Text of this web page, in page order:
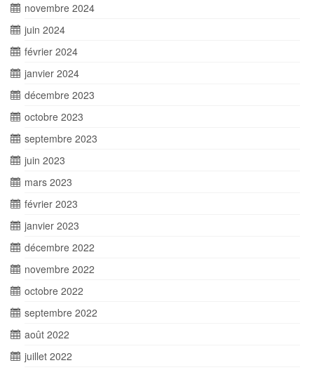
novembre 2024
juin 2024
février 2024
janvier 2024
décembre 2023
octobre 2023
septembre 2023
juin 2023
mars 2023
février 2023
janvier 2023
décembre 2022
novembre 2022
octobre 2022
septembre 2022
août 2022
juillet 2022